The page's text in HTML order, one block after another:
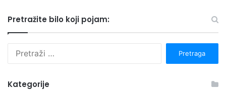
Pretražite bilo koji pojam:
Kategorije